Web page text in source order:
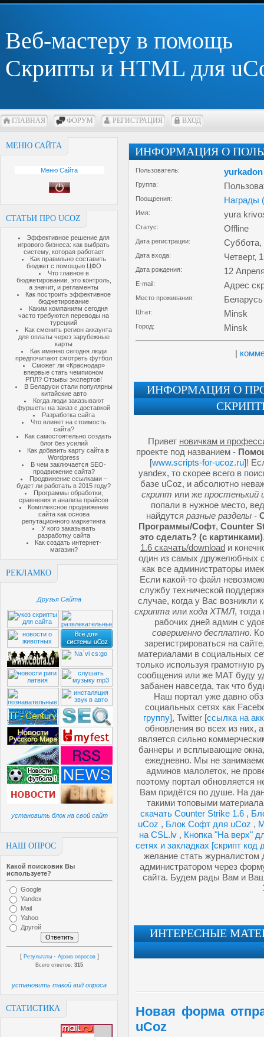
Веб-мастеру в помощь
Скрипты и HTML для
ГЛАВНАЯ ФОРУМ РЕГИСТРАЦИЯ ВХОД
МЕНЮ САЙТА
Меню Сайта
СТАТЬИ ПРО UCOZ
Эффективное решение для
игрового бизнеса: как выбрать
систему, которая работает
Как правильно составить
бюджет с помощью ЦФО
Что главное в
бюджетировании, это контроль,
а значит, и регламенты
Как построить эффективное
бюджетирование
Каким компаниям сегодня
часто требуются переводы на
турецкий
Как сменить регион аккаунта
для оплаты через зарубежные
карты
Как именно сегодня люди
предпочитают смотреть футбол
Сможет ли «Краснодар»
впервые стать чемпионом
РПЛ? Отзывы экспертов!
В Беларуси стали популярны
китайские авто
Когда люди заказывают
фуршеты на заказ с доставкой
Разработка сайта
Что влияет на стоимость
сайта?
Как самостоятельно создать
блог без усилий
Как добавить карту сайта в
Wordpress
В чем заключается SEO-
продвижение сайта?
Продвижение ссылками –
будет ли работать в 2015 году?
Программы обработки,
сравнения и анализа прайсов
Комплексное продвижение
сайта как основа
репутационного маркетинга
У кого заказывать
разработку сайта
Как создать интернет-
магазин?
РЕКЛАМКО
Друзья Сайта
установить блок на свой сайт
НАШ ОПРОС
Какой поисковик Вы
используете?
Google
Yandex
Mail
Yahoo
Другой
[ Результаты · Архив опросов ]
Всего ответов:315
установить такой вид опроса
СТАТИСТИКА
ИНФОРМАЦИЯ О
Пользователь: yurkadon
Группа:
Поощрения: Награды (
Имя: yura
Статус: Offline
Дата регистрации: Суббота,
Дата входа: Четверг,
Дата рождения: 12
E-mail: Адрес
Место проживания: Беларусь
Штат: Minsk
Город: Minsk
|
ИНФОРМАЦИЯ О
Привет новичкам и
проекте под названием -
[www.scripts-for-ucoz.ru]!
yandex, то скорее всего в
базе uCoz, и абсолютно
скрипт или жепростенький
попали в нужное место,
найдутся разные разделы -
Программы/Софт, Counter
это сделать? (с картинками)
1.6 скачать/download и
один из самых дружелюбных
как все администраторы
Если какой-то файл
службу технической
случае, когда у Вас возникли
скрипта или кода ХТМЛ,
рабочих дней админ с
совершенно бесплатно.
зарегистрироваться на
материалами в социальных
только используя грамотную
сообщения или же МАТ буду
забанен навсегда, так что
Наш портал уже давно
социальных сетях как
группу], Twitter [ссылка на
обновления во всех из них,
является сильно
баннеры и всплывающие
ежедневно. Мы не
админов малолеток, не
поэтому портал обновляется
Вам придётся по душе. На
такими топовыми
скачать Counter Strike 1.6 ,
uCoz , Блок Софт для uCoz ,
на CSL.lv , Кнопка "На верх"
сетях и закладках [скрипт код
желание стать журналистом
администратором через
сайта. Будем рады Вам и
ИНТЕРЕСНЫЕ
Новая форма
uCoz